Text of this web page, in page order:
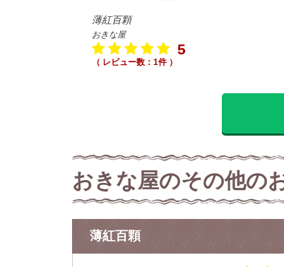
薄紅百顆
おきな屋
5
（ レビュー数：1件 ）
おきな屋のその他の
薄紅百顆